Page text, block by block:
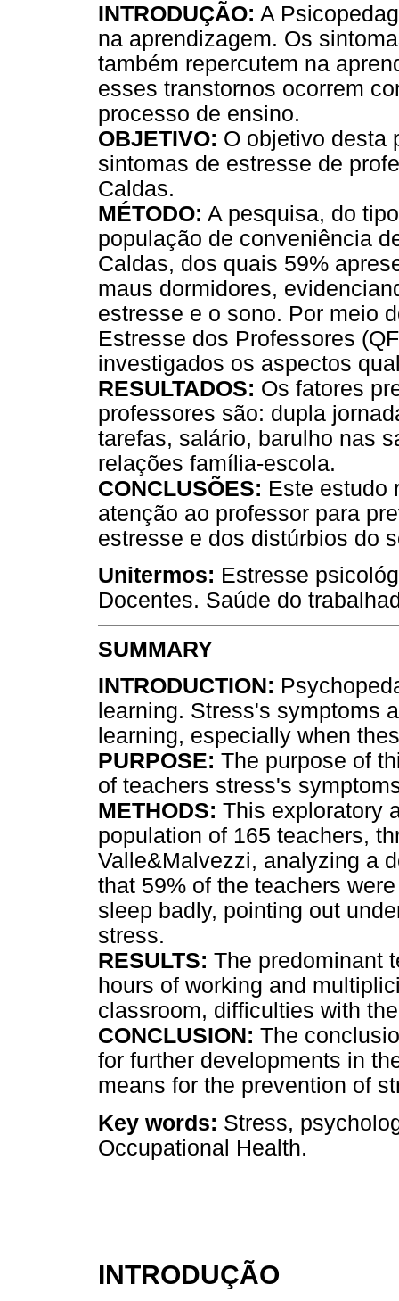
INTRODUÇÃO: A
na aprendizagem. Os
também repercutem na
esses transtornos ocorrem
processo de ensino.
OBJETIVO: O objetivo desta
sintomas de estresse de
Caldas.
MÉTODO: A pesquisa, do
população de conveniência
Caldas, dos quais 59%
maus dormidores,
estresse e o sono. Por meio
Estresse dos Professores
investigados os aspectos
RESULTADOS: Os fatores
professores são: dupla
tarefas, salário, barulho nas
relações família-escola.
CONCLUSÕES: Este estudo
atenção ao professor para
estresse e dos distúrbios do
Unitermos: Estresse
Docentes. Saúde do
SUMMARY
INTRODUCTION:
learning. Stress's symptoms
learning, especially when
PURPOSE: The purpose of
of teachers stress's
METHODS: This exploratory
population of 165 teachers,
Valle&Malvezzi, analyzing a
that 59% of the teachers
sleep badly, pointing out
stress.
RESULTS: The predominant
hours of working and
classroom, difficulties with
CONCLUSION: The
for further developments in
means for the prevention of
Key words: Stress,
Occupational Health.
INTRODUÇÃO